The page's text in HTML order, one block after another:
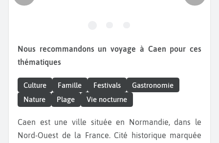
Nous recommandons un voyage à Caen pour ces
thématiques
Culture Famille Festivals
Gastronomie
Nature
Plage Vie nocturne
Caen est une ville située en Normandie, dans le
Nord-Ouest de la France. Cité historique marquée